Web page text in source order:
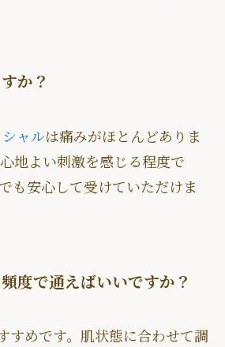
か？
ャルは痛みがほとんどありま
地よい刺激を感じる程度で
も安心して受けていただけま
度で通えばいいですか？
すめです。肌状態に合わせて調